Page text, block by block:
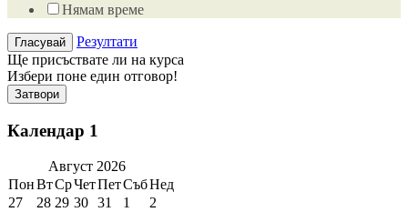
Нямам време
Резултати
Ще присъствате ли на курса
Избери поне един отговор!
Затвори
Календар 1
Август 2026
ПонВтСрЧетПетСъбНед
27
28 29 30 31 1
2